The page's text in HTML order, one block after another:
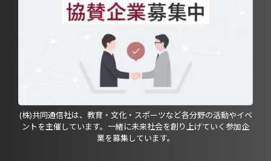
(株)共同通信社は、教育・文化・スポーツなど各分野の活動やイベ
ントを主催しています。一緒に未来社会を創り上げていく参加企
業を募集しています。